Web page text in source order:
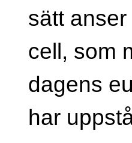
sätt
cell, som
dagens
har